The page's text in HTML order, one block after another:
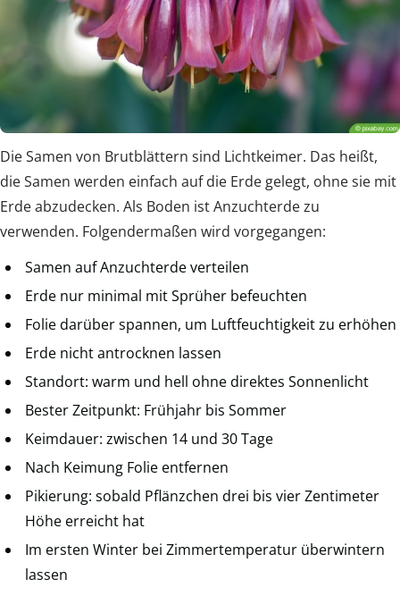
Die Samen von Brutblättern sind Lichtkeimer. Das heißt,
die Samen werden einfach auf die Erde gelegt, ohne sie mit
Erde abzudecken. Als Boden ist Anzuchterde zu
verwenden. Folgendermaßen wird vorgegangen:
Samen auf Anzuchterde verteilen
Erde nur minimal mit Sprüher befeuchten
Folie darüber spannen, um Luftfeuchtigkeit zu erhöhen
Erde nicht antrocknen lassen
Standort: warm und hell ohne direktes Sonnenlicht
Bester Zeitpunkt: Frühjahr bis Sommer
Keimdauer: zwischen 14 und 30 Tage
Nach Keimung Folie entfernen
Pikierung: sobald Pflänzchen drei bis vier Zentimeter
Höhe erreicht hat
Im ersten Winter bei Zimmertemperatur überwintern
lassen